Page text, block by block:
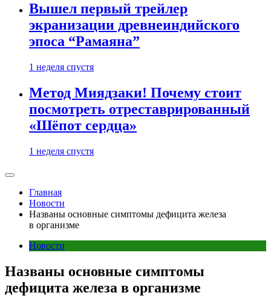
Вышел первый трейлер
экранизации древнеиндийского
эпоса “Рамаяна”
1 неделя спустя
Метод Миядзаки! Почему стоит
посмотреть отреставрированный
«Шёпот сердца»
1 неделя спустя
Главная
Новости
Названы основные симптомы дефицита железа
в организме
Новости
Названы основные симптомы
дефицита железа в организме